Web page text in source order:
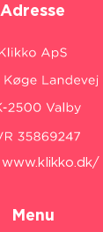
Adresse
www.klikko.dk/
Menu